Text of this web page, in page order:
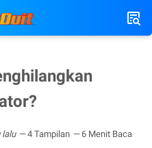
lalu 4 Tampilan 6 Menit Baca